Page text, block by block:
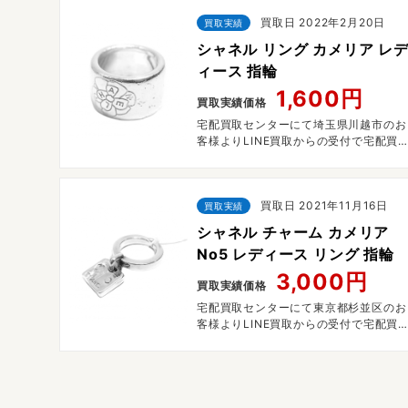
買取実績 買取日 2022年2月20日
シャネル リング カメリア レデ
ィース 指輪
買取実績価格 1,600円
宅配買取センターにて埼玉県川越市のお
客様よりLINE買取からの受付で宅配買取
買取実績 買取日 2021年11月16日
シャネル チャーム カメリア
No5 レディース リング 指輪
買取実績価格 3,000円
宅配買取センターにて東京都杉並区のお
客様よりLINE買取からの受付で宅配買取